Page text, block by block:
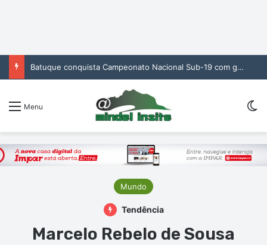
Batuque conquista Campeonato Nacional Sub-19 com golo de Erickson no prolongamento
Menu
Mundo
Tendência
Marcelo Rebelo de Sousa